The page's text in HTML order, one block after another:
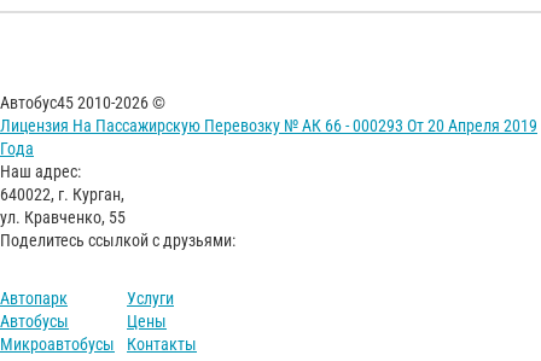
Автобус45 2010-2026 ©
Лицензия На Пассажирскую Перевозку № АК 66 - 000293 От 20 Апреля 2019
Года
Наш адрес:
640022, г. Курган,
ул. Кравченко, 55
Поделитесь ссылкой с друзьями:
Автопарк
Автобусы
Микроавтобусы
Услуги
Цены
Контакты